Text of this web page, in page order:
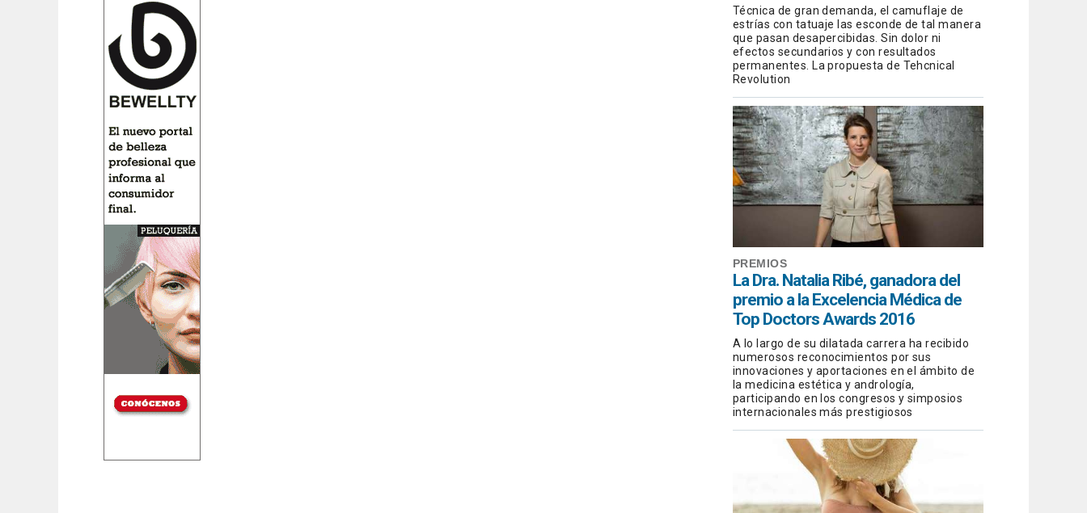
Técnica de gran demanda, el camuflaje de
estrías con tatuaje las esconde de tal manera
que pasan desapercibidas. Sin dolor ni
efectos secundarios y con resultados
permanentes. La propuesta de Tehcnical
Revolution
PREMIOS
La Dra. Natalia Ribé, ganadora del
premio a la Excelencia Médica de
Top Doctors Awards 2016
A lo largo de su dilatada carrera ha recibido
numerosos reconocimientos por sus
innovaciones y aportaciones en el ámbito de
la medicina estética y andrología,
participando en los congresos y simposios
internacionales más prestigiosos